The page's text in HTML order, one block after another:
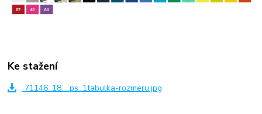
Ke stažení
71146_18__ps_1tabulka-rozmeru.jpg